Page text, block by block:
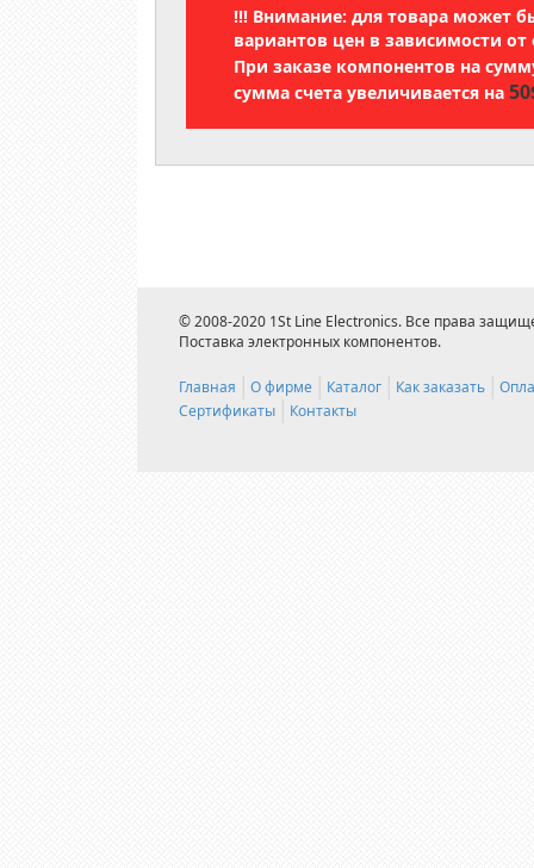
!!! Внимание: для товара может
вариантов цен в зависимости от
При заказе компонентов на
сумма счета увеличивается на
© 2008-2020 1St Line Electronics. Все права
Поставка электронных компонентов.
Главная О фирме Каталог Как заказать
Сертификаты
Контакты